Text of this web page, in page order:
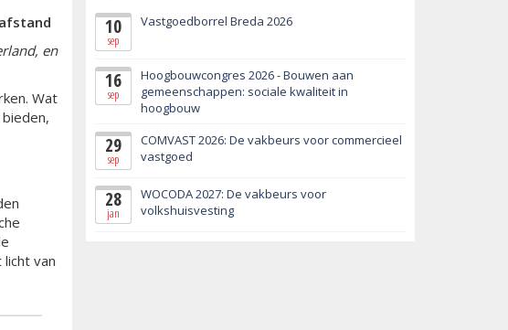
en
Wat
van
10
sep
Vastgoedborrel Breda 2026
16
sep
Hoogbouwcongres 2026 - Bouwen aan
gemeenschappen: sociale kwaliteit in
hoogbouw
29
sep
COMVAST 2026: De vakbeurs voor commercieel
vastgoed
28
jan
WOCODA 2027: De vakbeurs voor
volkshuisvesting